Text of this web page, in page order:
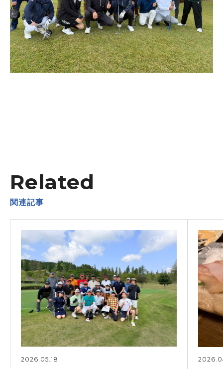
Related
関連記事
2026.05.18